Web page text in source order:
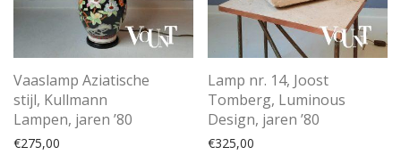
Vaaslamp Aziatische
stijl, Kullmann
Lampen, jaren ’80
€275,00
Lamp nr. 14, Joost
Tomberg, Luminous
Design, jaren ’80
€325,00